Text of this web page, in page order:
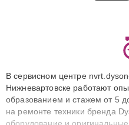
В сервисном центре
Нижневартовске работают
образованием и стажем от 5
на ремонте техники бренда
оборудование и